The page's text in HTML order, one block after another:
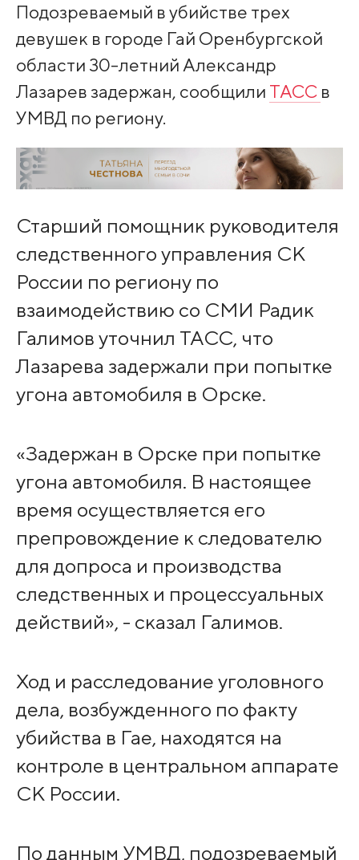
Подозреваемый в убийстве трех
девушек в городе Гай Оренбургской
области 30-летний Александр
Лазарев задержан, сообщили ТАСС в
УМВД по региону.
Старший помощник руководителя
следственного управления СК
России по региону по
взаимодействию со СМИ Радик
Галимов уточнил ТАСС, что
Лазарева задержали при попытке
угона автомобиля в Орске.
«Задержан в Орске при попытке
угона автомобиля. В настоящее
время осуществляется его
препровождение к следователю
для допроса и производства
следственных и процессуальных
действий», - сказал Галимов.
Ход и расследование уголовного
дела, возбужденного по факту
убийства в Гае, находятся на
контроле в центральном аппарате
СК России.
По данным УМВД, подозреваемый